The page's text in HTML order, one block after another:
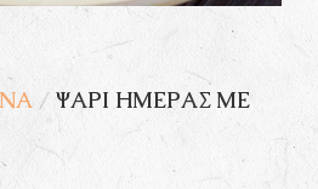
/ ΨΆΡΙ ΗΜΈΡΑΣ ΜΕ